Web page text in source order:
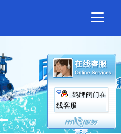
鹤牌阀门在
线客服